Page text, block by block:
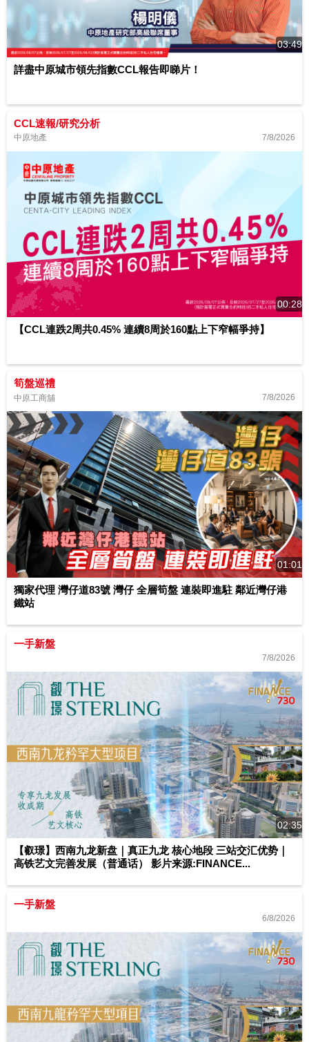
03:49
詳盡中原城市領先指數CCL報告即睇片！
CCL速報/研究分析
中原地產 7/8/2026
00:28
【CCL連跌2周共0.45% 連續8周於160點上下窄幅爭持】
筍盤巡禮
中原工商舖 7/8/2026
01:01
獨家代理 灣仔道83號 灣仔 全層筍盤 連裝即進駐 鄰近灣仔港
鐵站
一手新盤
7/8/2026
02:35
【叡璟】西南九龙新盘｜真正九龙 核心地段 三站交汇优势｜
高铁艺文完善发展（普通话） 影片来源:FINANCE...
一手新盤
6/8/2026